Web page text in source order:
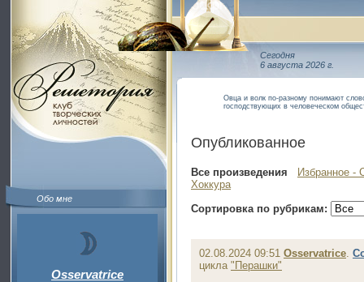
Обо мне
Osservatrice
Сегодня
6 августа 2026 г.
Овца и волк по-разному понимают
господствующих в человеческом
Опубликованное
Все произведения
Избранное -
Хоккура
Сортировка по рубрикам:
02.08.2024 09:51 Osservatrice.
цикла "Перашки"